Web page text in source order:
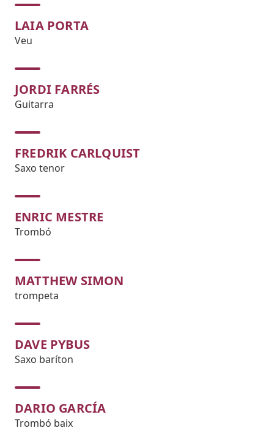
LAIA PORTA
Veu
JORDI FARRÉS
Guitarra
FREDRIK CARLQUIST
Saxo tenor
ENRIC MESTRE
Trombó
MATTHEW SIMON
trompeta
DAVE PYBUS
Saxo baríton
DARIO GARCÍA
Trombó baix